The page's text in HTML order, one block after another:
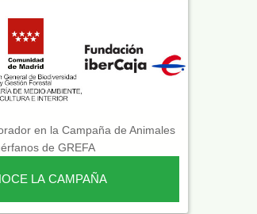
en la Campaña de Animales
de GREFA
LA CAMPAÑA